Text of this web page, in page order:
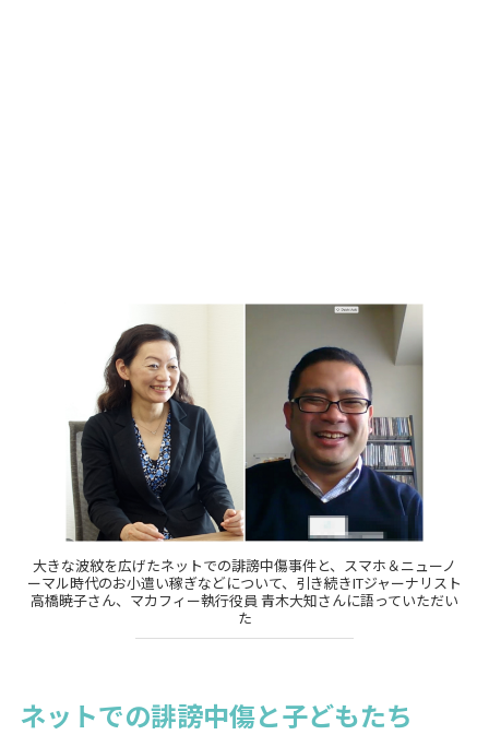
大きな波紋を広げたネットでの誹謗中傷事件と、スマホ＆ニューノ
ーマル時代のお小遣い稼ぎなどについて、引き続きITジャーナリスト
高橋暁子さん、マカフィー執行役員 青木大知さんに語っていただい
た
ネットでの誹謗中傷と子どもたち